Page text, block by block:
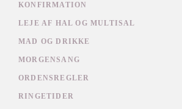
KONFIRMATION
LEJE AF HAL OG MULTISAL
MAD OG DRIKKE
MORGENSANG
ORDENSREGLER
RINGETIDER